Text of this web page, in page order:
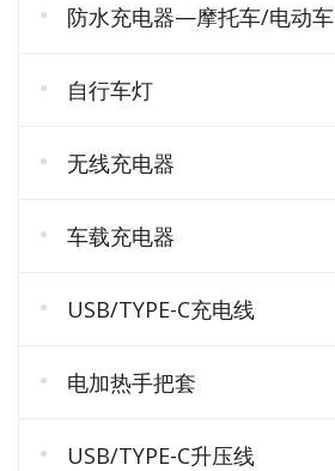
防水充电器—摩托车/电动车
自行车灯
无线充电器
车载充电器
USB/TYPE-C充电线
电加热手把套
USB/TYPE-C升压线